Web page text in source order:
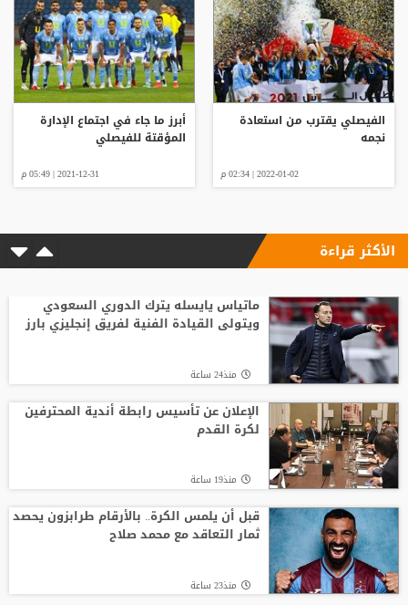
الفيصلي يقترب من استعادة
نجمه
2022-01-02 | 02:34 م
أبرز ما جاء في اجتماع الإدارة
المؤقتة للفيصلي
2021-12-31 | 05:49 م
الأكثر قراءة
ماتياس يايسله يترك الدوري السعودي
ويتولى القيادة الفنية لفريق إنجليزي بارز
منذ24 ساعة
الإعلان عن تأسيس رابطة أندية المحترفين
لكرة القدم
منذ19 ساعة
قبل أن يلمس الكرة.. بالأرقام طرابزون يحصد
ثمار التعاقد مع محمد صلاح
منذ23 ساعة